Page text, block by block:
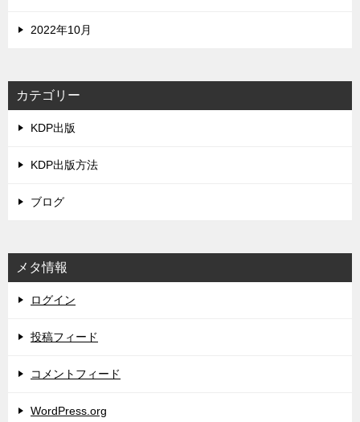
2022年10月
カテゴリー
KDP出版
KDP出版方法
ブログ
メタ情報
ログイン
投稿フィード
コメントフィード
WordPress.org